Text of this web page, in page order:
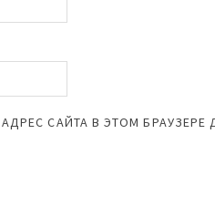
АДРЕС САЙТА В ЭТОМ